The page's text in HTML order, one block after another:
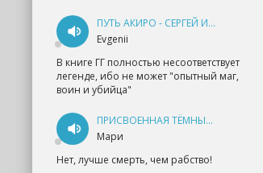
ПУТЬ АКИРО - СЕРГЕЙ ИЗМАЙЛОВ
Evgenii
В книге ГГ полностью несоответствует
легенде, ибо не может "опытный маг,
воин и убийца"
ПРИСВОЕННАЯ ТЁМНЫМ. ПРОКЛЯТАЯ ЛЮБОВЬ - АННА ГЕРР
Мари
Нет, лучше смерть, чем рабство!